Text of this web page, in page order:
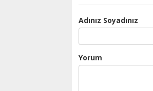
Adınız Soyadınız
Yorum